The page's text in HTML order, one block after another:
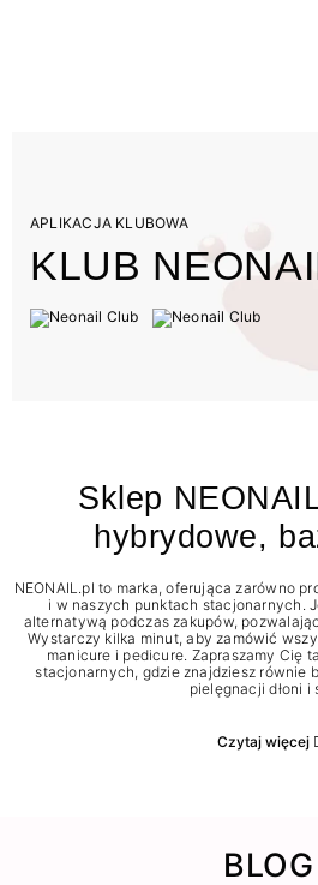
APLIKACJA KLUBOWA
KLUB
Sklep
hybrydowe,
NEONAIL.pl to marka, oferująca zarówno
i w naszych punktach stacjonarnych.
alternatywą podczas zakupów,
Wystarczy kilka minut, aby zamówić
manicure i pedicure. Zapraszamy Cię
stacjonarnych, gdzie znajdziesz równie
pielęgnacji dłoni i
Czytaj więcej
BLOG